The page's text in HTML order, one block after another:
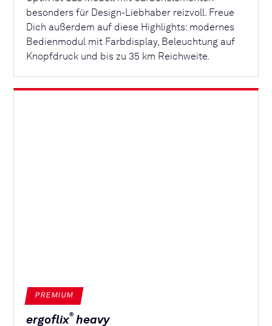
besonders für Design-Liebhaber reizvoll. Freue
Dich außerdem auf diese Highlights: modernes
Bedienmodul mit Farbdisplay, Beleuchtung auf
Knopfdruck und bis zu 35 km Reichweite.
PREMIUM
ergoflix® heavy